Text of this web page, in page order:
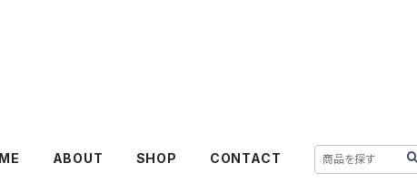
ABOUT SHOP CONTACT